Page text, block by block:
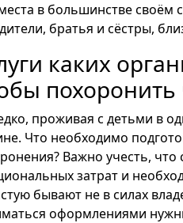
в большинстве своём
братья и сёстры,
каких
похоронить
проживая с детьми в
Что необходимо
Важно учесть,
затрат и
бывают не в силах
оформлениями